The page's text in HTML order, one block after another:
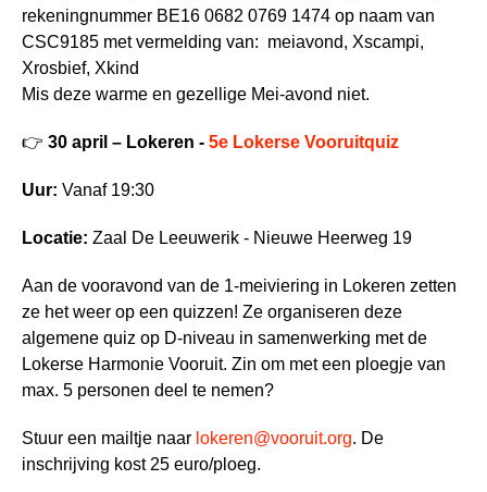
rekeningnummer BE16 0682 0769 1474 op naam van
CSC9185 met vermelding van: meiavond, Xscampi,
Xrosbief, Xkind
Mis deze warme en gezellige Mei-avond niet.
👉 30 april – Lokeren - 5e Lokerse Vooruitquiz
Uur: Vanaf 19:30
Locatie: Zaal De Leeuwerik - Nieuwe Heerweg 19
Aan de vooravond van de 1-meiviering in Lokeren zetten
ze het weer op een quizzen! Ze organiseren deze
algemene quiz op D-niveau in samenwerking met de
Lokerse Harmonie Vooruit. Zin om met een ploegje van
max. 5 personen deel te nemen?
Stuur een mailtje naar lokeren@vooruit.org. De
inschrijving kost 25 euro/ploeg.